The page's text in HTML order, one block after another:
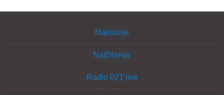
Najnovije
Najčitanije
Radio 021 live